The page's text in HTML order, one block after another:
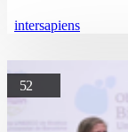
intersapiens
52